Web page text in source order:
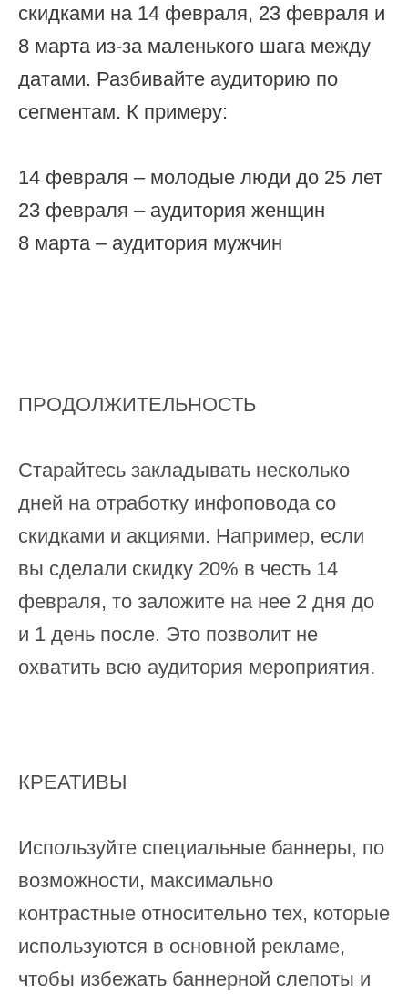
скидками на 14 февраля, 23 февраля и
8 марта из-за маленького шага между
датами. Разбивайте аудиторию по
сегментам. К примеру:
14 февраля – молодые люди до 25 лет
23 февраля – аудитория женщин
8 марта – аудитория мужчин
ПРОДОЛЖИТЕЛЬНОСТЬ
Старайтесь закладывать несколько
дней на отработку инфоповода со
скидками и акциями. Например, если
вы сделали скидку 20% в честь 14
февраля, то заложите на нее 2 дня до
и 1 день после. Это позволит не
охватить всю аудитория мероприятия.
КРЕАТИВЫ
Используйте специальные баннеры, по
возможности, максимально
контрастные относительно тех, которые
используются в основной рекламе,
чтобы избежать баннерной слепоты и